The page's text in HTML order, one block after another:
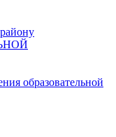
образовательной